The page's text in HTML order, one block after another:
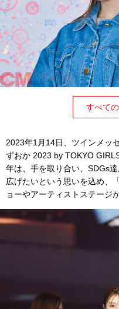
すべて
2023年1月14日、ツインメッ
ずおか 2023 by TOKYO
年は、手を取り合い、SDGs
広げたいという思いを込め、
ョーやアーティストステージ